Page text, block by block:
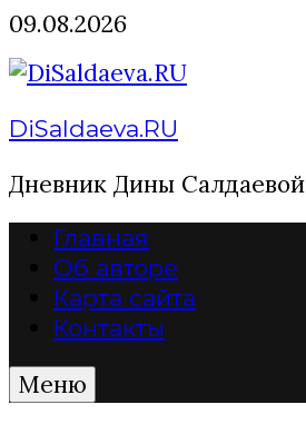
Перейти
к
содержимому
09.08.2026
DiSaldaeva.RU
Дневник Дины Салдаевой
Главная
Об авторе
Карта сайта
Контакты
Меню